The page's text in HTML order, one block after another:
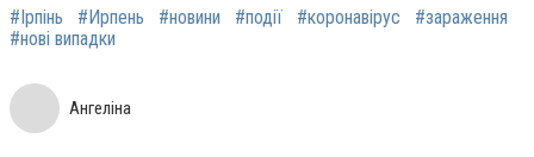
#Ірпінь #Ирпень #новини #події #коронавірус
#зараження
#нові випадки
Ангеліна